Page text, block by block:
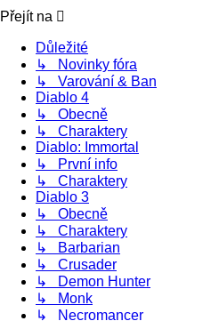
Přejít na
Důležité
↳ Novinky fóra
↳ Varování & Ban
Diablo 4
↳ Obecně
↳ Charaktery
Diablo: Immortal
↳ První info
↳ Charaktery
Diablo 3
↳ Obecně
↳ Charaktery
↳ Barbarian
↳ Crusader
↳ Demon Hunter
↳ Monk
↳ Necromancer